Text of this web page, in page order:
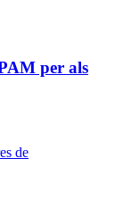
per als